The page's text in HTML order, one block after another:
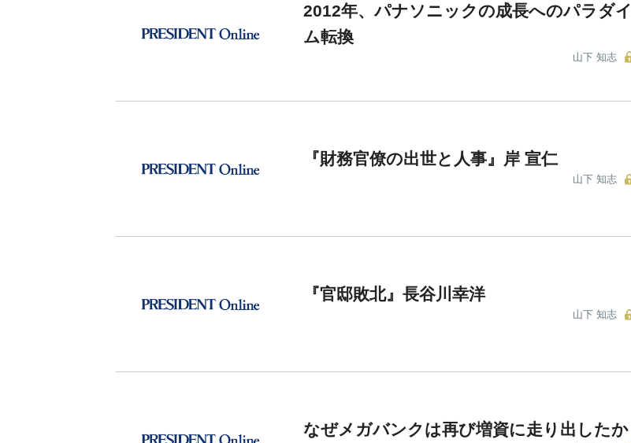
2012年、パナソニックの成長へのパラダイ
ム転換
山下 知志
『財務官僚の出世と人事』岸 宣仁
山下 知志
『官邸敗北』長谷川幸洋
山下 知志
なぜメガバンクは再び増資に走り出したか